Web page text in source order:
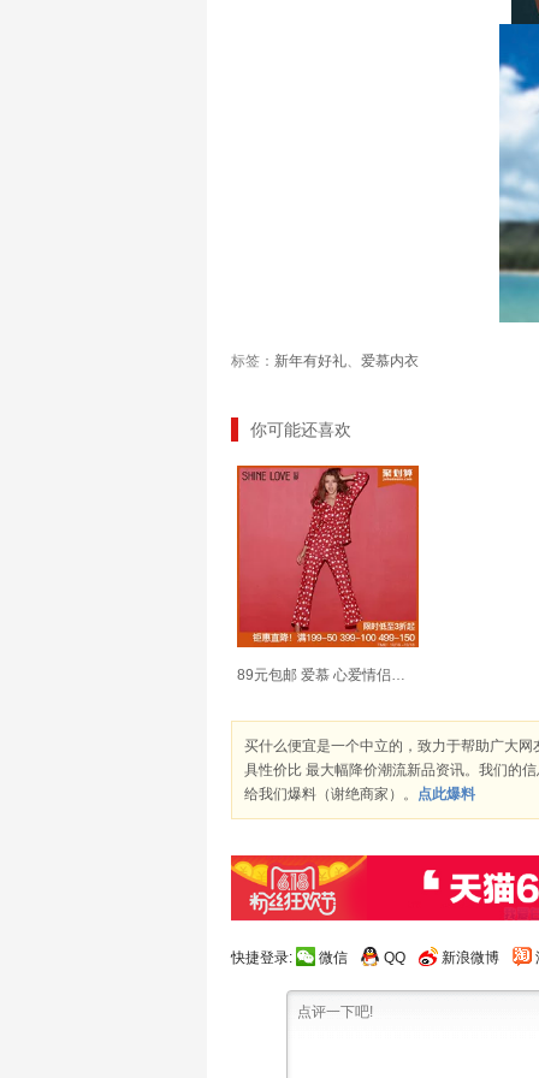
标签： 新年有好礼、 爱慕内衣
你可能还喜欢
89元包邮 爱慕 心爱情侣睡衣星星 家居服套装SL46761
买什么便宜是一个中立的，致力于帮助广大
具性价比 最大幅降价潮流新品资讯。我们的
给我们爆料（谢绝商家）。 点此爆料
快捷登录: 微信 QQ 新浪微博